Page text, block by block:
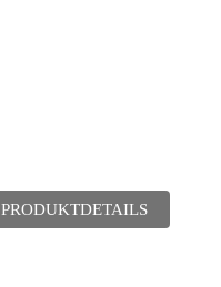
PRODUKTDETAILS